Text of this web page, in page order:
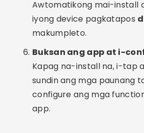
Awtomatikong mai-install
iyong device pagkatapos
makumpleto.
Buksan ang app at i-
Kapag na-install na, i-tap
sundin ang mga paunang
configure ang mga
app.